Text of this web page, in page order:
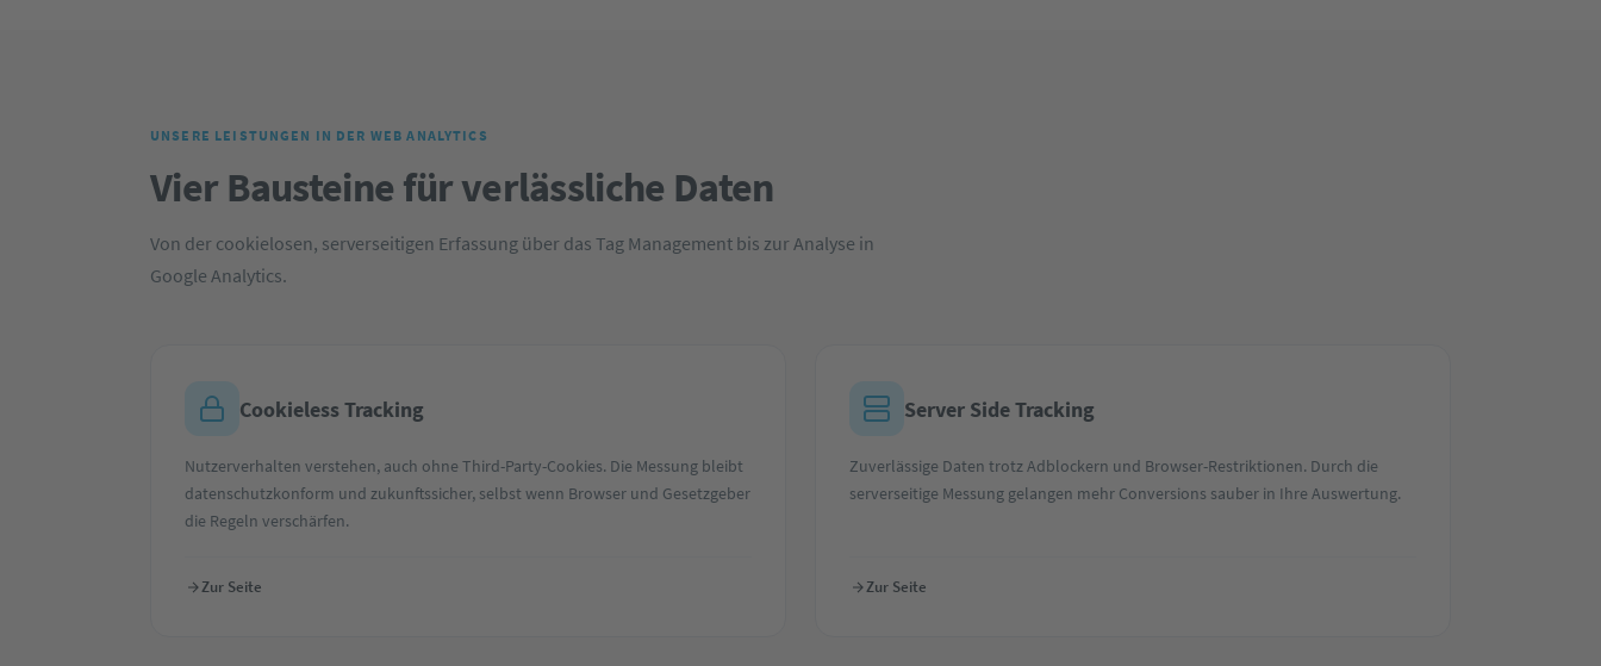
UNSERE LEISTUNGEN IN DER WEB ANALYTICS
Vier Bausteine für verlässliche Daten
Von der cookielosen, serverseitigen Erfassung über das Tag Management bis zur Analyse in
Google Analytics.
Cookieless Tracking
Nutzerverhalten verstehen, auch ohne Third-Party-Cookies. Die Messung bleibt
datenschutzkonform und zukunftssicher, selbst wenn Browser und Gesetzgeber
die Regeln verschärfen.
Zur Seite
Server Side Tracking
Zuverlässige Daten trotz Adblockern und Browser-Restriktionen. Durch die
serverseitige Messung gelangen mehr Conversions sauber in Ihre Auswertung.
Zur Seite